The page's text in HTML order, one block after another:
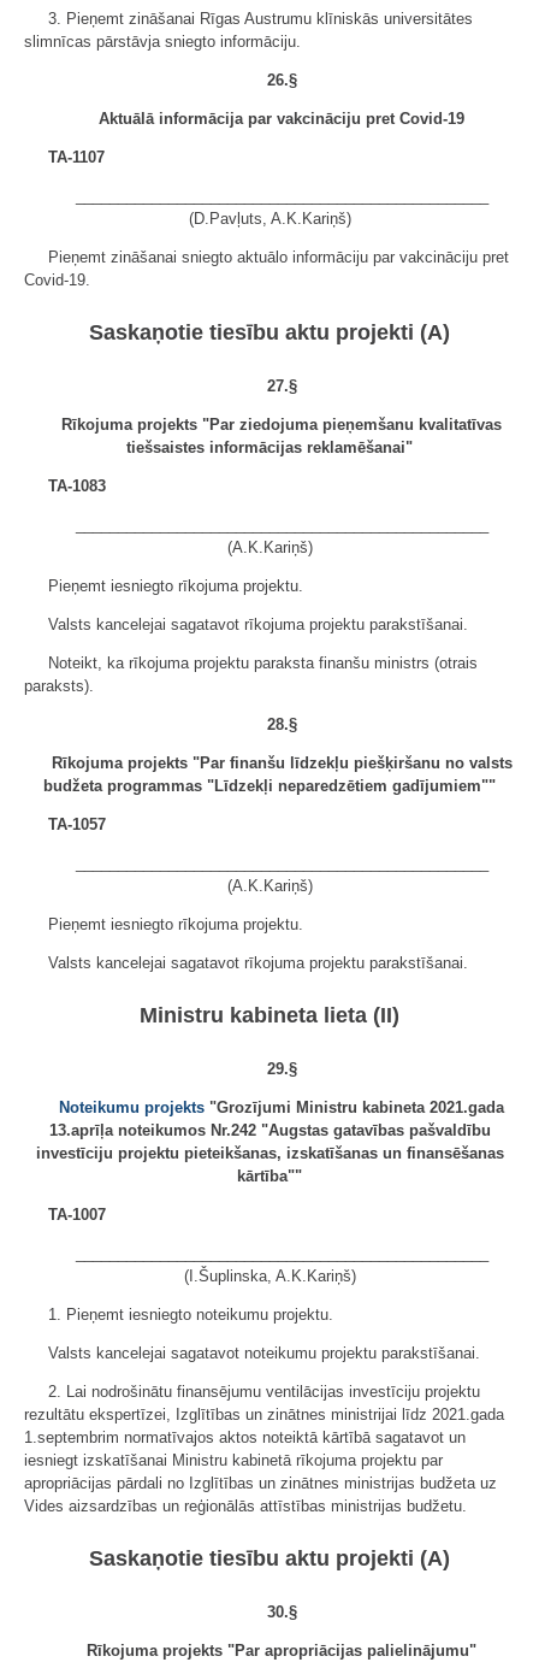
3. Pieņemt zināšanai Rīgas Austrumu klīniskās universitātes
slimnīcas pārstāvja sniegto informāciju.
26.§
Aktuālā informācija par vakcināciju pret Covid-19
TA-1107
(D.Pavļuts, A.K.Kariņš)
Pieņemt zināšanai sniegto aktuālo informāciju par vakcināciju pret
Covid-19.
Saskaņotie tiesību aktu projekti (A)
27.§
Rīkojuma projekts "Par ziedojuma pieņemšanu kvalitatīvas
tiešsaistes informācijas reklamēšanai"
TA-1083
(A.K.Kariņš)
Pieņemt iesniegto rīkojuma projektu.
Valsts kancelejai sagatavot rīkojuma projektu parakstīšanai.
Noteikt, ka rīkojuma projektu paraksta finanšu ministrs (otrais
paraksts).
28.§
Rīkojuma projekts "Par finanšu līdzekļu piešķiršanu no valsts
budžeta programmas "Līdzekļi neparedzētiem gadījumiem""
TA-1057
(A.K.Kariņš)
Pieņemt iesniegto rīkojuma projektu.
Valsts kancelejai sagatavot rīkojuma projektu parakstīšanai.
Ministru kabineta lieta (II)
29.§
Noteikumu projekts "Grozījumi Ministru kabineta 2021.gada
13.aprīļa noteikumos Nr.242 "Augstas gatavības pašvaldību
investīciju projektu pieteikšanas, izskatīšanas un finansēšanas
kārtība""
TA-1007
(I.Šuplinska, A.K.Kariņš)
1. Pieņemt iesniegto noteikumu projektu.
Valsts kancelejai sagatavot noteikumu projektu parakstīšanai.
2. Lai nodrošinātu finansējumu ventilācijas investīciju projektu
rezultātu ekspertīzei, Izglītības un zinātnes ministrijai līdz 2021.gada
1.septembrim normatīvajos aktos noteiktā kārtībā sagatavot un
iesniegt izskatīšanai Ministru kabinetā rīkojuma projektu par
apropriācijas pārdali no Izglītības un zinātnes ministrijas budžeta uz
Vides aizsardzības un reģionālās attīstības ministrijas budžetu.
Saskaņotie tiesību aktu projekti (A)
30.§
Rīkojuma projekts "Par apropriācijas palielinājumu"